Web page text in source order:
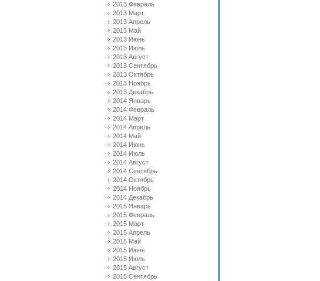
2013 Февраль
2013 Март
2013 Апрель
2013 Май
2013 Июнь
2013 Июль
2013 Август
2013 Сентябрь
2013 Октябрь
2013 Ноябрь
2013 Декабрь
2014 Январь
2014 Февраль
2014 Март
2014 Апрель
2014 Май
2014 Июнь
2014 Июль
2014 Август
2014 Сентябрь
2014 Октябрь
2014 Ноябрь
2014 Декабрь
2015 Январь
2015 Февраль
2015 Март
2015 Апрель
2015 Май
2015 Июнь
2015 Июль
2015 Август
2015 Сентябрь